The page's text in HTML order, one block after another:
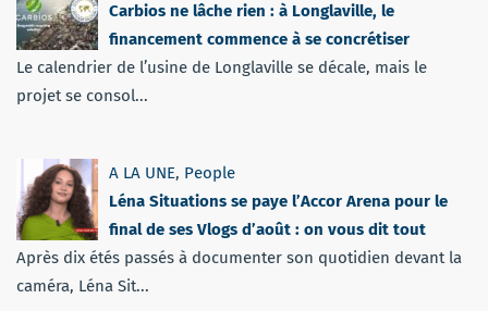
Carbios ne lâche rien : à Longlaville, le
financement commence à se concrétiser
Le calendrier de l’usine de Longlaville se décale, mais le
projet se consol...
A LA UNE, People
Léna Situations se paye l’Accor Arena pour le
final de ses Vlogs d’août : on vous dit tout
Après dix étés passés à documenter son quotidien devant la
caméra, Léna Sit...